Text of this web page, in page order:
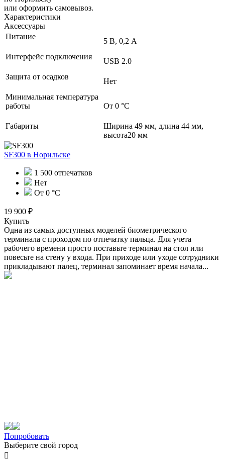
или оформить самовывоз.
Характеристики
Аксессуары
Питание
5 В, 0,2 А
Интерфейс подключения
USB 2.0
Защита от осадков
Нет
Минимальная температура
работы
От 0 °C
Габариты
Ширина 49 мм, длина 44 мм,
высота20 мм
SF300 в Норильске
1 500 отпечатков
Нет
От 0 °C
19 900 ₽
Купить
Одна из самых доступных моделей биометрического
терминала с проходом по отпечатку пальца. Для учета
рабочего времени просто поставьте терминал на стол или
повесьте на стену у входа. При приходе или уходе сотрудники
прикладывают палец, терминал запоминает время начала...
Попробовать
Выберите свой город
